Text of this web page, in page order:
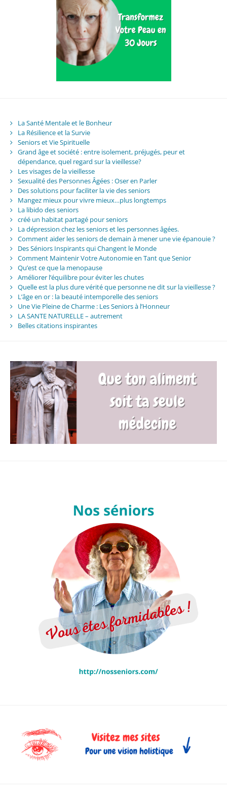
La Santé Mentale et le Bonheur
La Résilience et la Survie
Seniors et Vie Spirituelle
Grand âge et société : entre isolement, préjugés, peur et
dépendance, quel regard sur la vieillesse?
Les visages de la vieillesse
Sexualité des Personnes Âgées : Oser en Parler
Des solutions pour faciliter la vie des seniors
Mangez mieux pour vivre mieux…plus longtemps
La libido des seniors
créé un habitat partagé pour seniors
La dépression chez les seniors et les personnes âgées.
Comment aider les seniors de demain à mener une vie épanouie ?
Des Séniors Inspirants qui Changent le Monde
Comment Maintenir Votre Autonomie en Tant que Senior
Qu’est ce que la menopause
Améliorer l’équilibre pour éviter les chutes
Quelle est la plus dure vérité que personne ne dit sur la vieillesse ?
L’âge en or : la beauté intemporelle des seniors
Une Vie Pleine de Charme : Les Seniors à l’Honneur
LA SANTE NATURELLE – autrement
Belles citations inspirantes